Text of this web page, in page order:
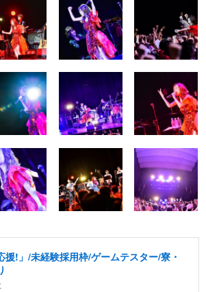
援!」/未経験採用枠/ゲームテスター/寮・